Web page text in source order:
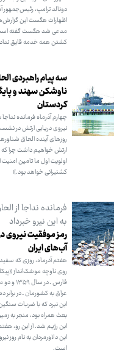
دونالد ترامپ، رئیس‌جمهور
اظهارات هگست این
مدعی شد هگست گفته است
کشتن همه خدمه قایق
سه پیام راهبردی
ناوشکن سهند و
کردستان
چهارم آذرماه فرمانده
نیروی دریایی ارتش در
روزهای آینده الحاق
ارتش خواهیم داشت چرا که
اولویت اول ما تامین
کشتیرانی خواهد بود.»
فرمانده نداجا از
به این نیرو خبرداد
رمز موفقیت نیروی
آب‌های ایران
هفتم آذرماه، روزی که
روی ناوچه موشک‌انداز
فارس ـ
عراق به کشورمان ـ در
این نبرد که با ضربات
بعث همراه بود، منجر به
این رژیم شد. از این رو،
این دلاورمردان به نام روز
است.